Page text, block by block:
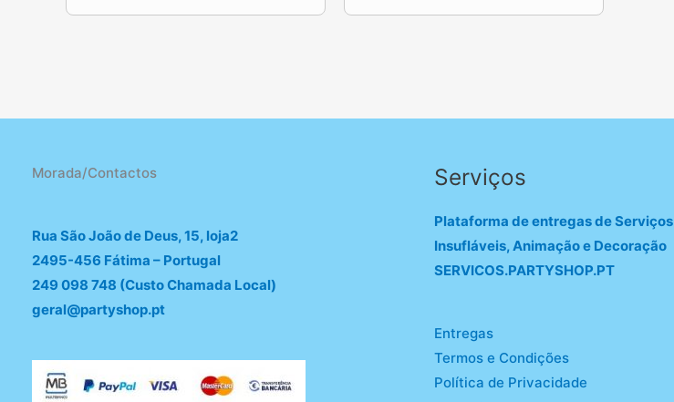
Morada/Contactos
Rua São João de Deus, 15, loja2
2495-456 Fátima – Portugal
249 098 748 (Custo Chamada Local)
geral@partyshop.pt
Serviços
Plataforma de entregas de Serviços
Insufláveis, Animação e Decoração
SERVICOS.PARTYSHOP.PT
Entregas
Termos e Condições
Política de Privacidade